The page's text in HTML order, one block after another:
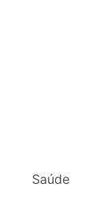
Saúde